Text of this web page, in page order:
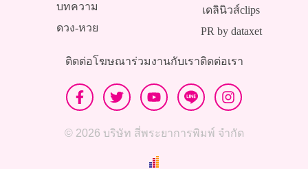
บทความ
ดวง-หวย
เดลินิวส์clips
PR by dataxet
ติดต่อโฆษณาร่วมงานกับเราติดต่อเรา
© 2026 บริษัท สี่พระยาการพิมพ์ จำกัด